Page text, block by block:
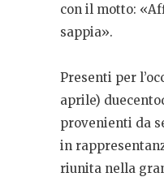
con il motto:
sappia».
Presenti per
aprile)
provenienti da
in
riunita nella